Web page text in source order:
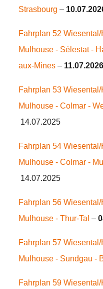
Strasbourg –
Fahrplan 52
Mulhouse - Sélestat -
aux-Mines – 11.07.2026
Fahrplan 53
Mulhouse - Colmar -
14.07.2025
Fahrplan 54
Mulhouse - Colmar -
14.07.2025
Fahrplan 56
Mulhouse - Thur-Tal –
Fahrplan 57
Mulhouse - Sundgau -
Fahrplan 59